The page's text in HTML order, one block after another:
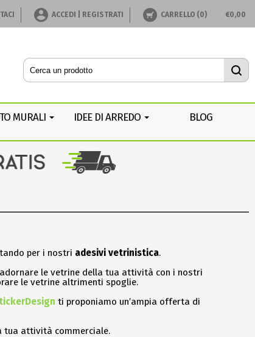
per i nostri adesivi vetrinistica.
le vetrine della tua attività con i nostri
le vetrine altrimenti spoglie.
ti proponiamo un’ampia offerta di
tua attività commerciale.
ACCEDI | REGISTRATI CARRELLO (0) €0,00
MURALI IDEE DI ARREDO BLOG